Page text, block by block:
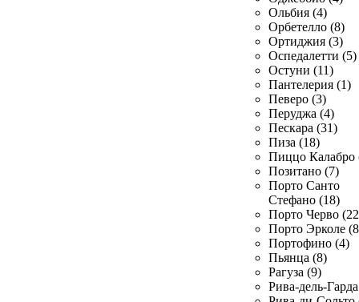
Ольбия (4)
Орбетелло (8)
Ортиджия (3)
Оспедалетти (5)
Остуни (11)
Пантелерия (1)
Певеро (3)
Перуджа (4)
Пескара (31)
Пиза (18)
Пиццо Калабро
Позитано (7)
Порто Санто
Стефано (18)
Порто Черво
Порто Эрколе
Портофино (4)
Пьянца (8)
Рагуза (9)
Рива-дель-